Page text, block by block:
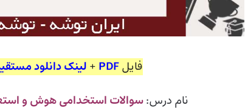
فایلPDF
+ لینک دانلود
نام درس:سوالات استخدامی هوش و